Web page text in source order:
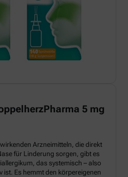
5 mg
Arzneimitteln, die direkt
für Linderung sorgen, gibt es
das systemisch – also
ist. Es hemmt den körpereigenen